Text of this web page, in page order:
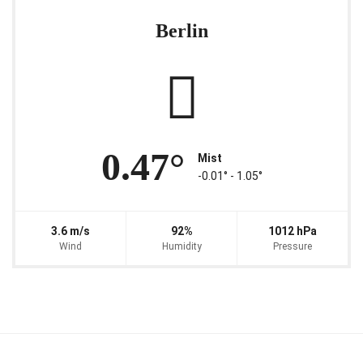
Berlin
0.47°
Mist
-0.01° ‐ 1.05°
3.6 m/s
Wind
92%
Humidity
1012 hPa
Pressure